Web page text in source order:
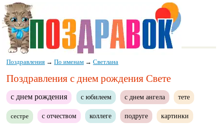
Поздравления →По именам →Светлана
Поздравления с днем рождения Свете
с днем рождения с юбилеем с днем ангела тете
сестре с отчеством коллеге подруге картинки